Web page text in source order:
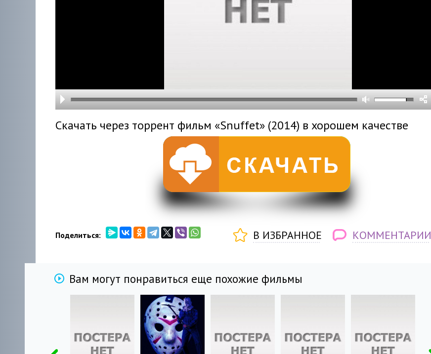
Скачать через торрент фильм «Snuffet» (2014) в хорошем качестве
Поделиться: В ИЗБРАННОЕ КОММЕНТАРИИ
Вам могут понравиться еще похожие фильмы